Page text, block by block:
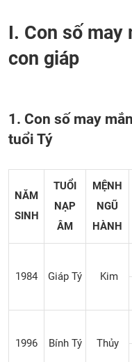
I. Con số may
con giáp
1. Con số may
tuổi Tý
NĂM
SINH
TUỔI
NẠP
ÂM
MỆNH
NGŨ
HÀNH
1984 Giáp Tý Kim
1996 Bính Tý Thủy